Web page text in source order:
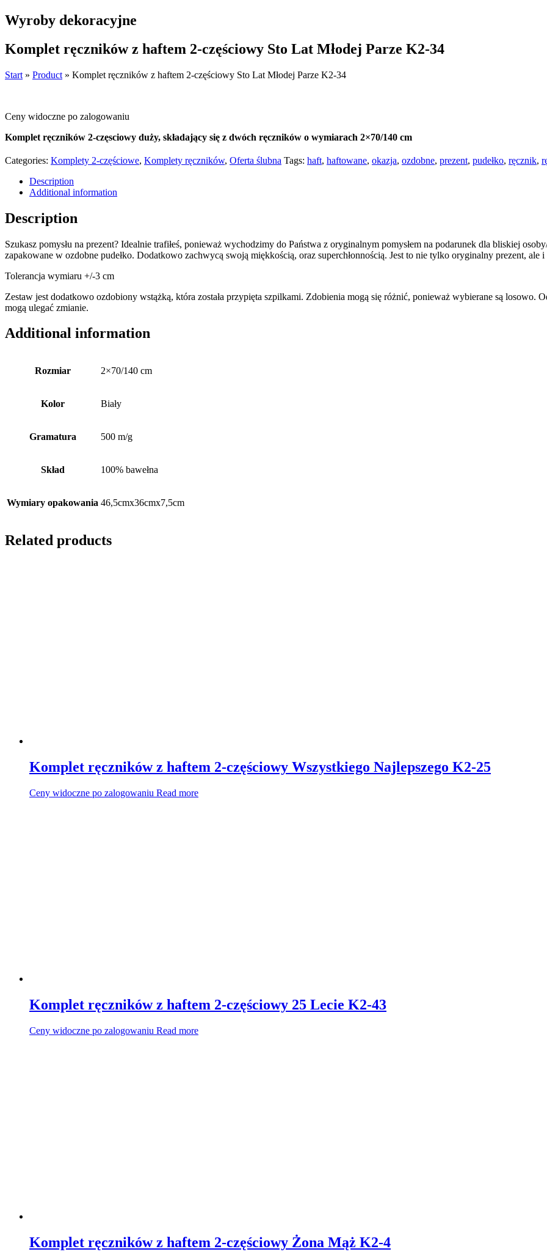
Wyroby dekoracyjne
Komplet ręczników z haftem 2-częściowy Sto Lat Młodej Parze K2-34
Start » Product » Komplet ręczników z haftem 2-częściowy Sto Lat Młodej Parze K2-34
Ceny widoczne po zalogowaniu
Komplet ręczników 2-częsciowy duży, składający się z dwóch ręczników o wymiarach 2×70/140 cm
Categories: Komplety 2-częściowe, Komplety ręczników, Oferta ślubna Tags: haft, haftowane, okazja, ozdobne, prezent, pudełko, ręcznik,
Description
Additional information
Description
Szukasz pomysłu na prezent? Idealnie trafiłeś, ponieważ wychodzimy do Państwa z oryginalnym pomysłem na podarunek dla bliskiej
zapakowane w ozdobne pudełko. Dodatkowo zachwycą swoją miękkością, oraz superchłonnością. Jest to nie tylko oryginalny prezent, ale
Tolerancja wymiaru +/-3 cm
Zestaw jest dodatkowo ozdobiony wstążką, która została przypięta szpilkami. Zdobienia mogą się różnić, ponieważ wybierane są
mogą ulegać zmianie.
Additional information
Rozmiar 2×70/140 cm
Kolor Biały
Gramatura 500 m/g
Skład 100% bawełna
Wymiary opakowania 46,5cmx36cmx7,5cm
Related products
Komplet ręczników z haftem 2-częściowy Wszystkiego Najlepszego K2-25
Ceny widoczne po zalogowaniu Read more
Komplet ręczników z haftem 2-częściowy 25 Lecie K2-43
Ceny widoczne po zalogowaniu Read more
Komplet ręczników z haftem 2-częściowy Żona Mąż K2-4